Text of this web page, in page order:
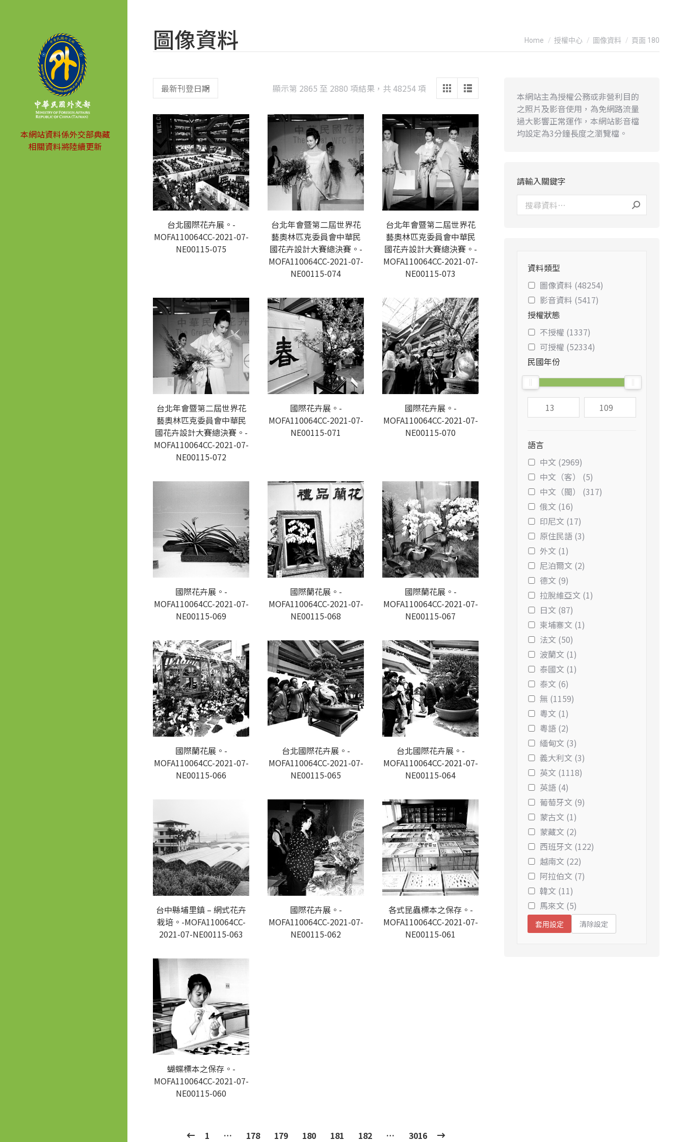
本網站資料係外交部典藏
相關資料將陸續更新
圖像資料 You are here:
Home 授權中心 圖像資料 頁面 180
顯示第 2865 至 2880 項結果，共 48254 項 Sorted
latest
台北國際花卉展。-
MOFA110064CC-2021-07-
NE00115-075
台北年會暨第二屆世界花
藝奧林匹克委員會中華民
國花卉設計大賽總決賽。-
MOFA110064CC-2021-07-
NE00115-074
台北年會暨第二屆世界花
藝奧林匹克委員會中華民
國花卉設計大賽總決賽。-
MOFA110064CC-2021-07-
NE00115-073
台北年會暨第二屆世界花
藝奧林匹克委員會中華民
國花卉設計大賽總決賽。-
MOFA110064CC-2021-07-
NE00115-072
國際花卉展。-
MOFA110064CC-2021-07-
NE00115-071
國際花卉展。-
MOFA110064CC-2021-07-
NE00115-070
國際花卉展。-
MOFA110064CC-2021-07-
NE00115-069
國際蘭花展。-
MOFA110064CC-2021-07-
NE00115-068
國際蘭花展。-
MOFA110064CC-2021-07-
NE00115-067
國際蘭花展。-
MOFA110064CC-2021-07-
NE00115-066
台北國際花卉展。-
MOFA110064CC-2021-07-
NE00115-065
台北國際花卉展。-
MOFA110064CC-2021-07-
NE00115-064
台中縣埔里鎮 – 網式花卉
栽培。-MOFA110064CC-
2021-07-NE00115-063
國際花卉展。-
MOFA110064CC-2021-07-
NE00115-062
各式昆蟲標本之保存。-
MOFA110064CC-2021-07-
NE00115-061
蝴蝶標本之保存。-
MOFA110064CC-2021-07-
NE00115-060
1 … 178 179 180 181 182 … 3016
本網站主為授權公務或非營利目的
之照片及影音使用，為免網路流量
過大影響正常運作，本網站影音檔
均設定為3分鐘長度之瀏覽檔。
請輸入關鍵字
資料類型
圖像資料 (48254)
影音資料 (5417)
授權狀態
不授權 (1337)
可授權 (52334)
民國年份
語言
中文 (2969)
中文（客） (5)
中文（閩） (317)
俄文 (16)
印尼文 (17)
原住民語 (3)
外文 (1)
尼泊爾文 (2)
德文 (9)
拉脫維亞文 (1)
日文 (87)
柬埔寨文 (1)
法文 (50)
波蘭文 (1)
泰國文 (1)
泰文 (6)
無 (1159)
粵文 (1)
粵語 (2)
緬甸文 (3)
義大利文 (3)
英文 (1118)
英語 (4)
葡萄牙文 (9)
蒙古文 (1)
蒙藏文 (2)
西班牙文 (122)
越南文 (22)
阿拉伯文 (7)
韓文 (11)
馬來文 (5)
套用設定 清除設定